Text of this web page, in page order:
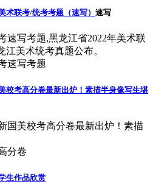
术联考/统考考题（速写） 速写
速写考题,黑龙江省2022年美术联
江美术统考真题公布。
校考高分卷最新出炉！素描半身像写生堪
国美校考高分卷最新出炉！素描
生作品欣赏